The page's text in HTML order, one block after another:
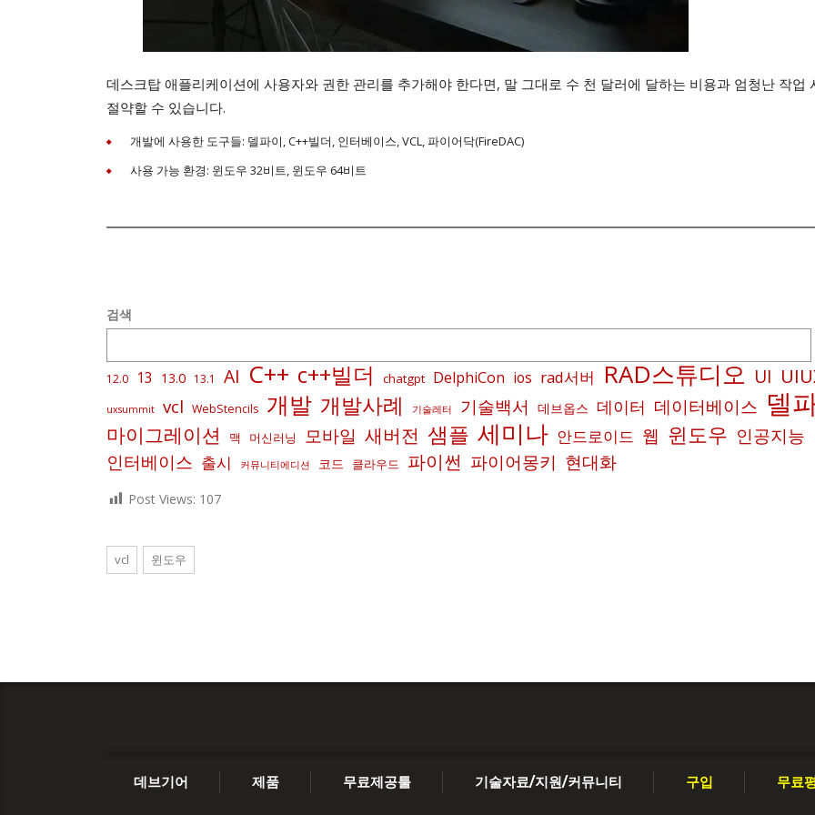
데스크탑 애플리케이션에 사용자와 권한 관리를 추가해야 한다면, 말 그대로 수 천 달러에 달하는 비용과 엄청난 작업
절약할 수 있습니다.
개발에 사용한 도구들: 델파이, C++빌더, 인터베이스, VCL, 파이어닥(FireDAC)
사용 가능 환경: 윈도우 32비트, 윈도우 64비트
검색
12.0 13 13.0 13.1 AI C++ c++빌더 chatgpt DelphiCon ios rad서버 RAD스튜디오 UI
uxsummit vcl WebStencils 개발 개발사례 기술레터 기술백서 데브옵스 데이터 데이터베이스 델
마이그레이션 맥 머신러닝 모바일 새버전 샘플 세미나 안드로이드 웹 윈도우 인공지능
인터베이스 출시 커뮤니티에디션 코드 클라우드 파이썬 파이어몽키 현대화
Post Views: 107
vcl 윈도우
데브기어 제품 무료제공툴 기술자료/지원/커뮤니티 구입 무료